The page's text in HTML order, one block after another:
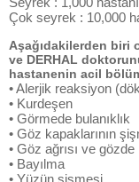
Çok seyrek : 10,000
Aşağıdakilerden biri
ve DERHAL
hastanenin acil
• Alerjik reaksiyon
• Kurdeşen
• Görmede bulanıklık
• Göz kapaklarının
• Göz ağrısı ve gözde
• Bayılma
• Yüzün şişmesi